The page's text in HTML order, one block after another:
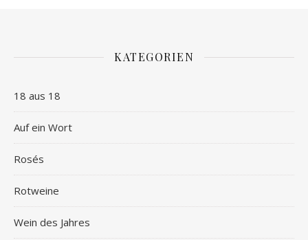
KATEGORIEN
18 aus 18
Auf ein Wort
Rosés
Rotweine
Wein des Jahres